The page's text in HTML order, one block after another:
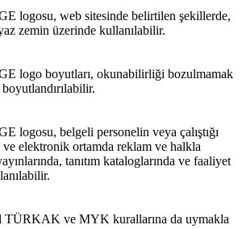
logosu, web sitesinde belirtilen şekillerde,
zemin üzerinde kullanılabilir.
logo boyutları, okunabilirliği bozulmamak
logosu, belgeli personelin veya çalıştığı
ve elektronik ortamda reklam ve halkla
tanıtım kataloglarında ve faaliyet
TÜRKAK ve MYK kurallarına da uymakla